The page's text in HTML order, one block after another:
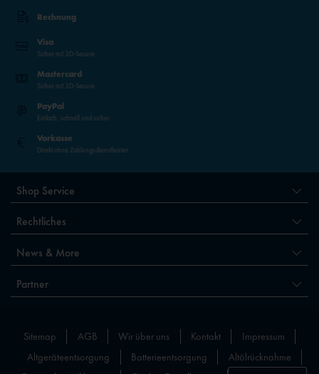
Rechnung
Visa
Sicher mit 3D-Secure
Mastercard
Sicher mit 3D-Secure
PayPal
Einfach, schnell und sicher
Vorkasse
Direkt ohne Zahlungsdienstleister
Shop Service
Rechtliches
News & More
Partner
Sitemap AGB Wir über uns Kontakt
Impressum
Altgeräteentsorgung
Batterieentsorgung
Altölrücknahme